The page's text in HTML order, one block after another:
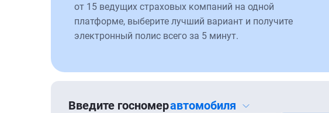
от 15 ведущих страховых компаний на одной
платформе, выберите лучший вариант и получите
электронный полис всего за 5 минут.
Введите госномеравтомобиля